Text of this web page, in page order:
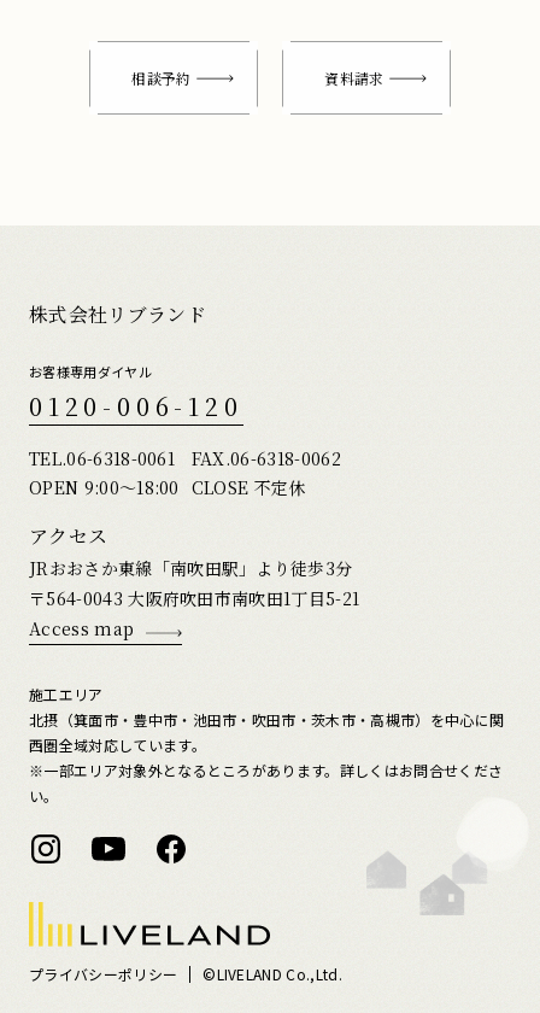
相談予約 資料請求
株式会社リブランド
お客様専用ダイヤル
0120-006-120
TEL.06-6318-0061
FAX.06-6318-0062
OPEN 9:00〜18:00 CLOSE 不定休
アクセス
JRおおさか東線「南吹田駅」より徒歩3分
〒564-0043 大阪府吹田市南吹田1丁目5-21
Access map
施工エリア
北摂（箕面市・豊中市・池田市・吹田市・茨木市・高槻市）を中心に関
西圏全域対応しています。
※一部エリア対象外となるところがあります。詳しくはお問合せくださ
い。
プライバシーポリシー ©LIVELAND Co.,Ltd.